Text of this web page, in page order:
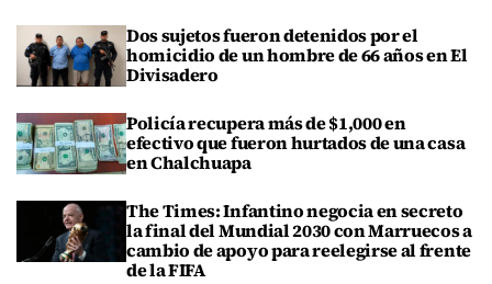
Dos sujetos fueron detenidos por el
homicidio de un hombre de 66 años en El
Divisadero
Policía recupera más de $1,000 en
efectivo que fueron hurtados de una casa
en Chalchuapa
The Times: Infantino negocia en secreto
la final del Mundial 2030 con Marruecos a
cambio de apoyo para reelegirse al frente
de la FIFA